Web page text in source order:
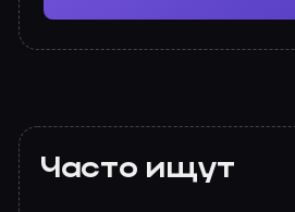
Часто ищут